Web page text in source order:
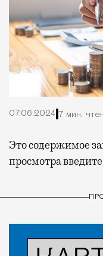
07.06.2024 7 мин.
Это содержимое
просмотра